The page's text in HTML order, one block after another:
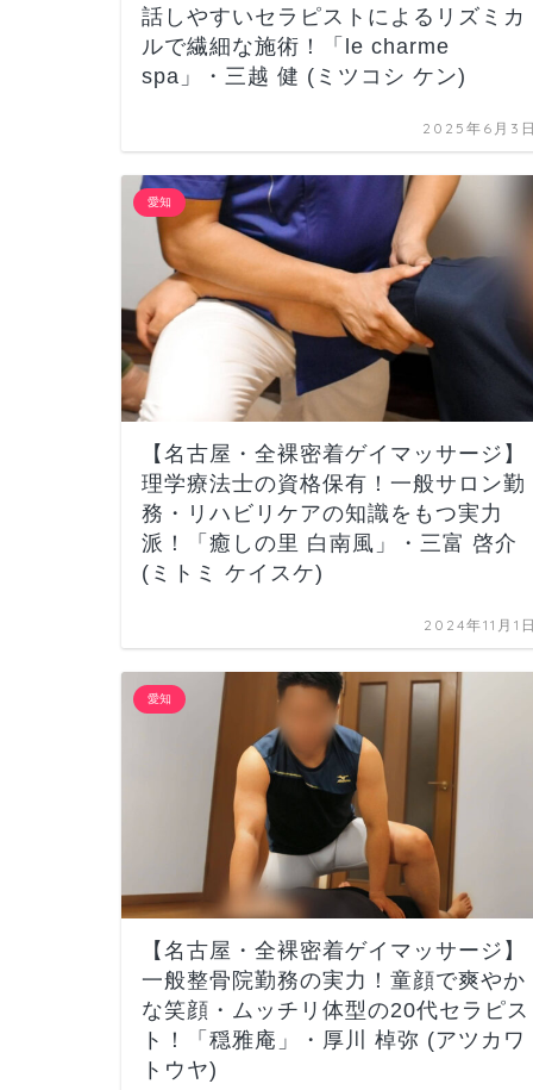
話しやすいセラピストによるリズミカ
ルで繊細な施術！「le charme
spa」・三越 健 (ミツコシ ケン)
2025年6月3日
愛知
【名古屋・全裸密着ゲイマッサージ】
理学療法士の資格保有！一般サロン勤
務・リハビリケアの知識をもつ実力
派！「癒しの里 白南風」・三富 啓介
(ミトミ ケイスケ)
2024年11月1日
愛知
【名古屋・全裸密着ゲイマッサージ】
一般整骨院勤務の実力！童顔で爽やか
な笑顔・ムッチリ体型の20代セラピス
ト！「穏雅庵」・厚川 棹弥 (アツカワ
トウヤ)